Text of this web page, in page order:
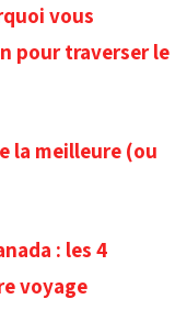
vous
pour traverser le
la meilleure (ou
: les 4
voyage